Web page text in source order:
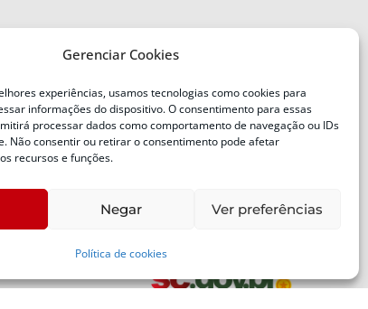
Gerenciar Cookies
experiências, usamos tecnologias como cookies para
informações do dispositivo. O consentimento para essas
processar dados como comportamento de navegação ou IDs
Não consentir ou retirar o consentimento pode afetar
recursos e funções.
Negar Ver preferências
Política de cookies
Defesa Civil do Estado de Santa
Catarina
Av. Ivo Silveira, nº 2320
Bairro:
Capoeiras, Florianópolis, SC
88085-001